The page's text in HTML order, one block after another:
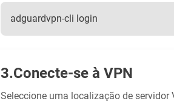
adguardvpn-cli login
Conecte-se à VPN
Seleccione uma localização de servidor